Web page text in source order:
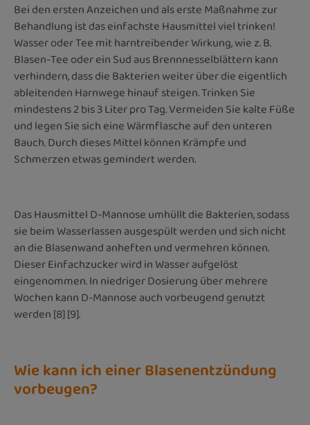
Bei den ersten Anzeichen und als erste Maßnahme zur
Behandlung ist das einfachste Hausmittel viel trinken!
Wasser oder Tee mit harntreibender Wirkung, wie z. B.
Blasen-Tee oder ein Sud aus Brennnesselblättern kann
verhindern, dass die Bakterien weiter über die eigentlich
ableitenden Harnwege hinauf steigen. Trinken Sie
mindestens 2 bis 3 Liter pro Tag. Vermeiden Sie kalte Füße
und legen Sie sich eine Wärmflasche auf den unteren
Bauch. Durch dieses Mittel können Krämpfe und
Schmerzen etwas gemindert werden.
Das Hausmittel D-Mannose umhüllt die Bakterien, sodass
sie beim Wasserlassen ausgespült werden und sich nicht
an die Blasenwand anheften und vermehren können.
Dieser Einfachzucker wird in Wasser aufgelöst
eingenommen. In niedriger Dosierung über mehrere
Wochen kann D-Mannose auch vorbeugend genutzt
werden [8] [9].
Wie kann ich einer Blasenentzündung
vorbeugen?